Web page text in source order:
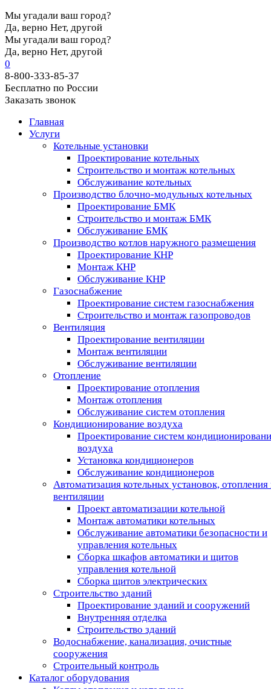
Мы угадали ваш город?
Да, верно Нет, другой
Мы угадали ваш город?
Да, верно Нет, другой
0
8-800-333-85-37
Бесплатно по России
Заказать звонок
Главная
Услуги
Котельные установки
Проектирование котельных
Строительство и монтаж котельных
Обслуживание котельных
Производство блочно-модульных котельных
Проектирование БМК
Строительство и монтаж БМК
Обслуживание БМК
Производство котлов наружного размещения
Проектирование КНР
Монтаж КНР
Обслуживание КНР
Газоснабжение
Проектирование систем газоснабжения
Строительство и монтаж газопроводов
Вентиляция
Проектирование вентиляции
Монтаж вентиляции
Обслуживание вентиляции
Отопление
Проектирование отопления
Монтаж отопления
Обслуживание систем отопления
Кондиционирование воздуха
Проектирование систем
воздуха
Установка кондиционеров
Обслуживание кондиционеров
Автоматизация котельных установок, отопления
вентиляции
Проект автоматизации котельной
Монтаж автоматики котельных
Обслуживание автоматики безопасности и
управления котельных
Сборка шкафов автоматики и щитов
управления котельной
Сборка щитов электрических
Строительство зданий
Проектирование зданий и сооружений
Внутренняя отделка
Строительство зданий
Водоснабжение, канализация, очистные
сооружения
Строительный контроль
Каталог оборудования